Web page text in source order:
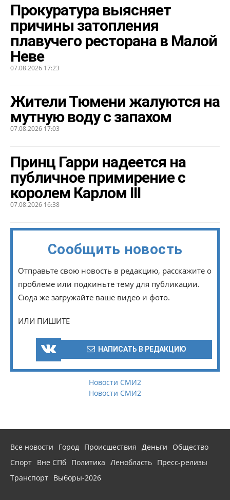
Прокуратура выясняет
причины затопления
плавучего ресторана в Малой
Неве
07.08.2026 17:23
Жители Тюмени жалуются на
мутную воду с запахом
07.08.2026 17:03
Принц Гарри надеется на
публичное примирение с
королем Карлом III
07.08.2026 16:38
Сообщить новость
Отправьте свою новость в редакцию, расскажите о
проблеме или подкиньте тему для публикации.
Сюда же загружайте ваше видео и фото.
ИЛИ ПИШИТЕ
НАПИСАТЬ В РЕДАКЦИЮ
Новости СМИ2
Новости СМИ2
Все новости Город Происшествия Деньги
Общество
Спорт Вне СПб Политика Ленобласть Пресс-релизы
Транспорт Выборы-2026